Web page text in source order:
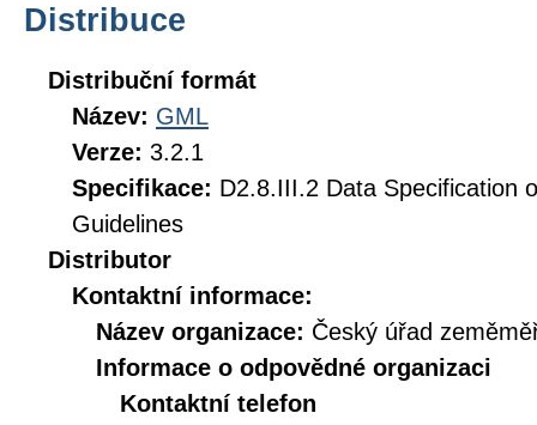
Distribuce
Distribuční formát
Název: GML
Verze: 3.2.1
Specifikace: D2.8.III.2 Data Specification
Guidelines
Distributor
Kontaktní informace:
Název organizace: Český úřad
Informace o odpovědné organizaci
Kontaktní telefon